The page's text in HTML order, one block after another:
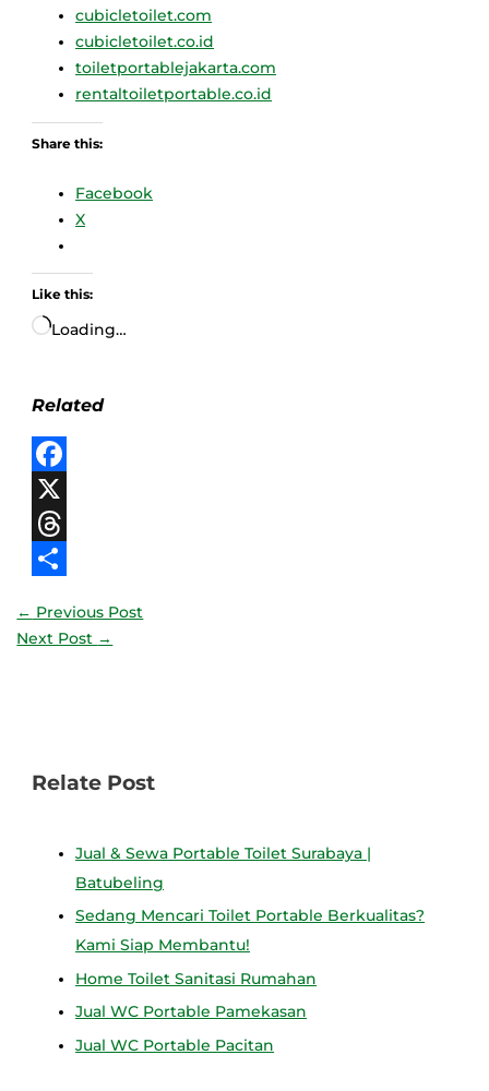
cubicletoilet.com
cubicletoilet.co.id
toiletportablejakarta.com
rentaltoiletportable.co.id
Share this:
Facebook
X
Like this:
Loading…
Related
Facebook
X
Threads
← Previous Post
Next Post →
Relate Post
Jual & Sewa Portable Toilet Surabaya |
Batubeling
Sedang Mencari Toilet Portable Berkualitas?
Kami Siap Membantu!
Home Toilet Sanitasi Rumahan
Jual WC Portable Pamekasan
Jual WC Portable Pacitan